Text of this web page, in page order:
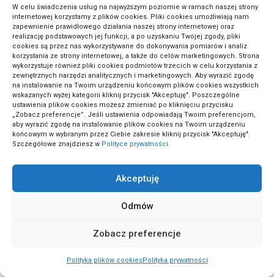
W celu świadczenia usług na najwyższym poziomie w ramach naszej strony
internetowej korzystamy z plików cookies. Pliki cookies umożliwiają nam
zapewnienie prawidłowego działania naszej strony internetowej oraz
realizację podstawowych jej funkcji, a po uzyskaniu Twojej zgody, pliki
cookies są przez nas wykorzystywane do dokonywania pomiarów i analiz
korzystania ze strony internetowej, a także do celów marketingowych. Strona
wykorzystuje również pliki cookies podmiotów trzecich w celu korzystania z
zewnętrznych narzędzi analitycznych i marketingowych. Aby wyrazić zgodę
na instalowanie na Twoim urządzeniu końcowym plików cookies wszystkich
wskazanych wyżej kategorii kliknij przycisk "Akceptuję". Poszczególne
ustawienia plików cookies możesz zmieniać po kliknięciu przycisku
„Zobacz preferencje”. Jeśli ustawienia odpowiadają Twoim preferencjom,
aby wyrazić zgodę na instalowanie plików cookies na Twoim urządzeniu
końcowym w wybranym przez Ciebie zakresie kliknij przycisk "Akceptuję".
Szczegółowe znajdziesz w Polityce prywatności.
Akceptuję
Odmów
Zobacz preferencje
Polityka plików cookiesPolityka prywatności
Tenis (1)
Trendy modowe (15)
Tynkowanie i murarstwo (1)